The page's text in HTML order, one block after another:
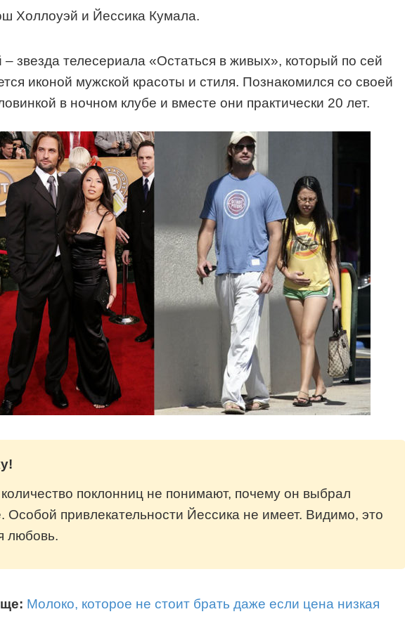
Холлоуэй и Йессика Кумала.
звезда телесериала «Остаться в живых», который по сей
иконой мужской красоты и стиля. Познакомился со своей
в ночном клубе и вместе они практически 20 лет.
поклонниц не понимают, почему он выбрал
Особой привлекательности Йессика не имеет. Видимо, это
любовь.
Молоко, которое не стоит брать даже если цена низкая